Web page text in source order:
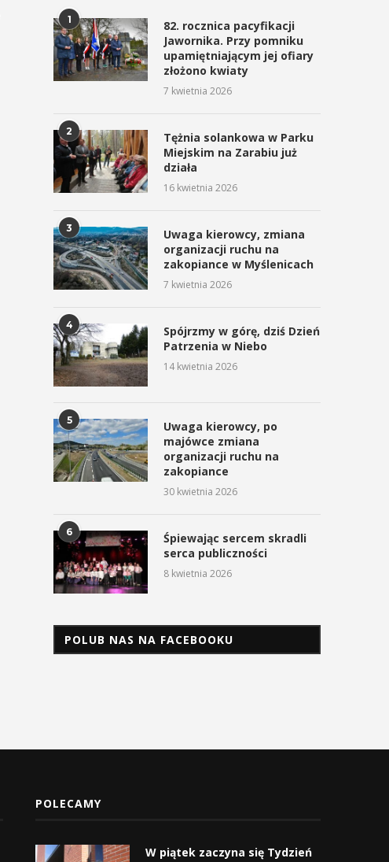
Czas zacząć sezon górskich
wędrówek
10 kwietnia 2026
Pamięci Polaków
Żydów...
25 marca 2026
1
82. rocznica pacyfikacji
Jawornika. Przy pomniku
upamiętniającym jej ofiary
złożono kwiaty
7 kwietnia 2026
2
Tężnia solankowa w Parku
Miejskim na Zarabiu już
działa
16 kwietnia 2026
3
Uwaga kierowcy, zmiana
organizacji ruchu na
zakopiance w Myślenicach
7 kwietnia 2026
4
Spójrzmy w górę, dziś Dzień
Patrzenia w Niebo
14 kwietnia 2026
5
Uwaga kierowcy, po
majówce zmiana
organizacji ruchu na
zakopiance
30 kwietnia 2026
6
Śpiewając sercem skradli
serca publiczności
8 kwietnia 2026
POLUB NAS NA FACEBOOKU
POLECAMY
W piątek zaczyna się Tydzień